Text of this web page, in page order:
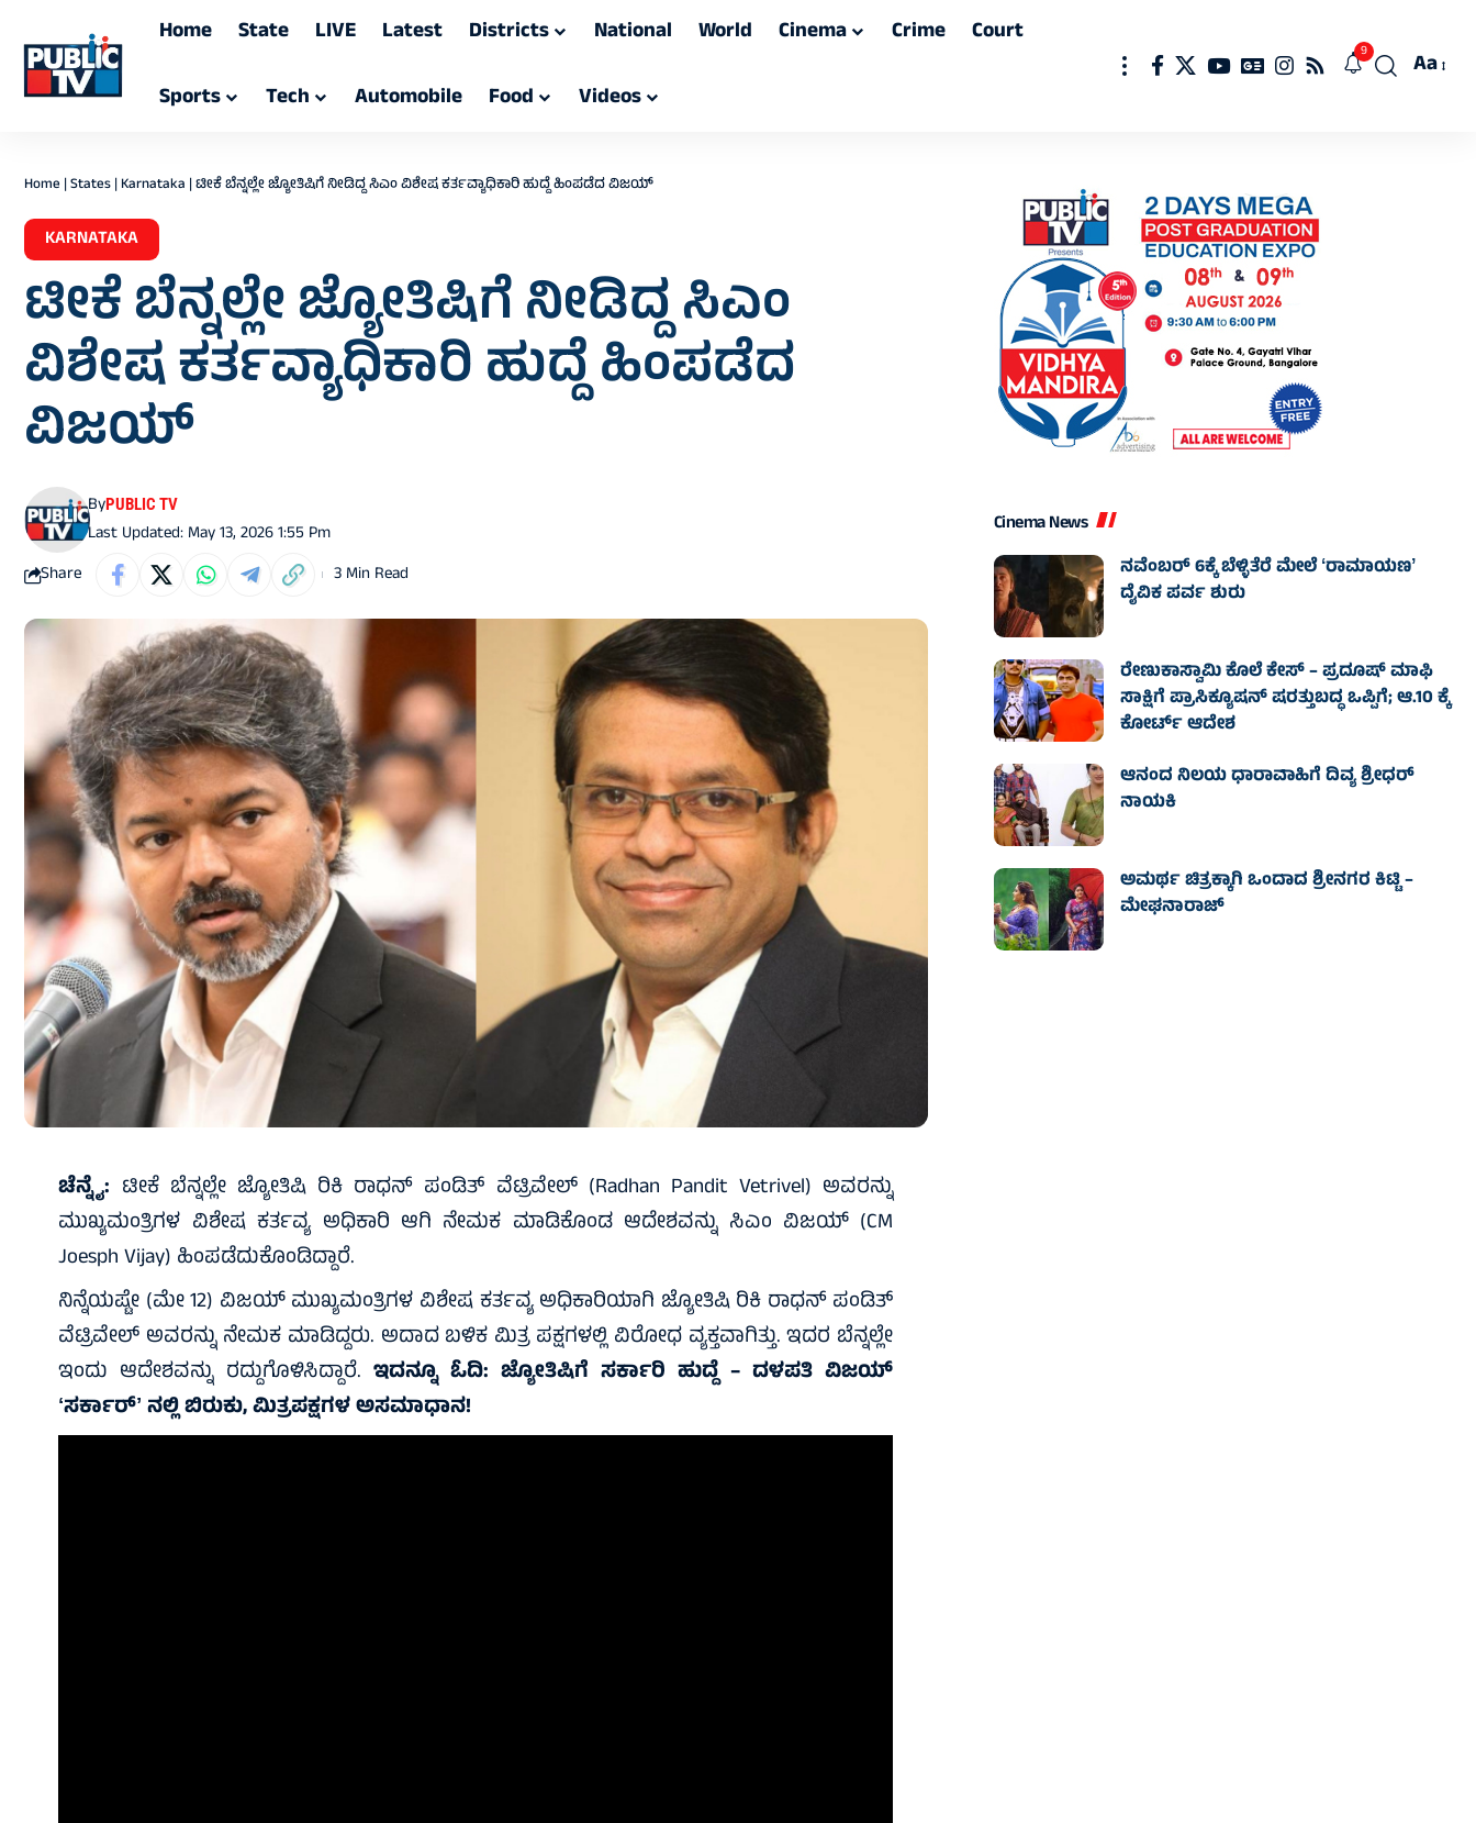
Home State LIVE Latest Districts National World Cinema Crime
Court
Sports
Tech Automobile Food Videos
9
Font
Aa
Home |States|Karnataka |ಟೀಕೆ ಬೆನ್ನಲ್ಲೇ ಜ್ಯೋತಿಷಿಗೆ ನೀಡಿದ್ದ ಸಿಎಂ ವಿಶೇಷ ಕರ್ತವ್ಯಾಧಿಕಾರಿ ಹುದ್ದೆ ಹಿಂಪಡೆದ ವಿಜಯ್
KARNATAKA
ಟೀಕೆ ಬೆನ್ನಲ್ಲೇ ಜ್ಯೋತಿಷಿಗೆ ನೀಡಿದ್ದ ಸಿಎಂ
ವಿಶೇಷ ಕರ್ತವ್ಯಾಧಿಕಾರಿ ಹುದ್ದೆ ಹಿಂಪಡೆದ
ವಿಜಯ್
Last Updated: May 13, 2026 1:55 Pm
ByPUBLIC TV
Share 3 Min Read
ಚೆನ್ನೈ: ಟೀಕೆ ಬೆನ್ನಲ್ಲೇ ಜ್ಯೋತಿಷಿ ರಿಕಿ ರಾಧನ್ ಪಂಡಿತ್ ವೆಟ್ರಿವೇಲ್ (Radhan Pandit Vetrivel) ಅವರನ್ನು
ಮುಖ್ಯಮಂತ್ರಿಗಳ ವಿಶೇಷ ಕರ್ತವ್ಯ ಅಧಿಕಾರಿ ಆಗಿ ನೇಮಕ ಮಾಡಿಕೊಂಡ ಆದೇಶವನ್ನು ಸಿಎಂ ವಿಜಯ್ (CM
Joesph Vijay) ಹಿಂಪಡೆದುಕೊಂಡಿದ್ದಾರೆ.
ನಿನ್ನೆಯಷ್ಟೇ (ಮೇ 12) ವಿಜಯ್ ಮುಖ್ಯಮಂತ್ರಿಗಳ ವಿಶೇಷ ಕರ್ತವ್ಯ ಅಧಿಕಾರಿಯಾಗಿ ಜ್ಯೋತಿಷಿ ರಿಕಿ ರಾಧನ್ ಪಂಡಿತ್
ವೆಟ್ರಿವೇಲ್ ಅವರನ್ನು ನೇಮಕ ಮಾಡಿದ್ದರು. ಅದಾದ ಬಳಿಕ ಮಿತ್ರ ಪಕ್ಷಗಳಲ್ಲಿ ವಿರೋಧ ವ್ಯಕ್ತವಾಗಿತ್ತು. ಇದರ ಬೆನ್ನಲ್ಲೇ
ಇಂದು ಆದೇಶವನ್ನು ರದ್ದುಗೊಳಿಸಿದ್ದಾರೆ. ಇದನ್ನೂ ಓದಿ: ಜ್ಯೋತಿಷಿಗೆ ಸರ್ಕಾರಿ ಹುದ್ದೆ – ದಳಪತಿ ವಿಜಯ್‌
ʻಸರ್ಕಾರ್‌ʼ ನಲ್ಲಿ ಬಿರುಕು, ಮಿತ್ರಪಕ್ಷಗಳ ಅಸಮಾಧಾನ!
Cinema News
ನವೆಂಬರ್ 6ಕ್ಕೆ ಬೆಳ್ಳಿತೆರೆ ಮೇಲೆ ʻರಾಮಾಯಣʼ
ದೈವಿಕ ಪರ್ವ ಶುರು
ರೇಣುಕಾಸ್ವಾಮಿ ಕೊಲೆ ಕೇಸ್‌ – ಪ್ರದೂಷ್‌ ಮಾಫಿ
ಸಾಕ್ಷಿಗೆ ಪ್ರಾಸಿಕ್ಯೂಷನ್ ಷರತ್ತುಬದ್ಧ ಒಪ್ಪಿಗೆ; ಆ.10 ಕ್ಕೆ
ಕೋರ್ಟ್ ಆದೇಶ
ಆನಂದ ನಿಲಯ ಧಾರಾವಾಹಿಗೆ ದಿವ್ಯ ಶ್ರೀಧರ್
ನಾಯಕಿ
ಅಮರ್ಥ ಚಿತ್ರಕ್ಕಾಗಿ ಒಂದಾದ ಶ್ರೀನಗರ ಕಿಟ್ಟಿ –
ಮೇಘನಾರಾಜ್